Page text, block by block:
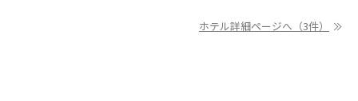
ホテル詳細ページへ（3件）